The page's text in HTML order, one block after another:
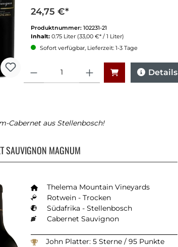
24,75 €*
Produktnummer: 102231-21
Inhalt: 0.75 Liter (33,00 €* / 1 Liter)
Sofort verfügbar, Lieferzeit: 1-3 Tage
Details
Cabernet aus Stellenbosch!
SAUVIGNON MAGNUM
Thelema Mountain Vineyards
Rotwein - Trocken
Südafrika - Stellenbosch
Cabernet Sauvignon
John Platter: 5 Sterne / 95 Punkte